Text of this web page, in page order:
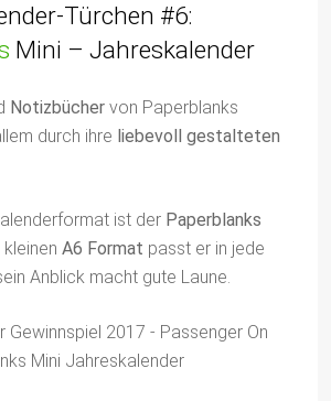
Türchen #6:
Mini – Jahreskalender
Notizbücher von Paperblanks
durch ihre liebevoll gestalteten
ist der Paperblanks
kleinen A6 Format passt er in jede
Anblick macht gute Laune.